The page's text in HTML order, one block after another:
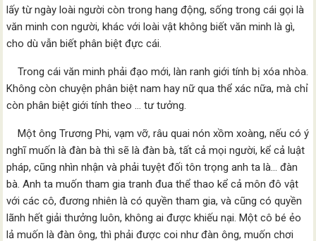
lấy từ ngày loài người còn trong hang động, sống trong cái gọi là
văn minh con người, khác với loài vật không biết văn minh là gì,
cho dù vẫn biết phân biệt đực cái.
Trong cái văn minh phải đạo mới, làn ranh giới tính bị xóa nhòa.
Không còn chuyện phân biệt nam hay nữ qua thể xác nữa, mà chỉ
còn phân biệt giới tính theo … tư tưởng.
Một ông Trương Phi, vạm vỡ, râu quai nón xồm xoàng, nếu có ý
nghĩ muốn là đàn bà thì sẽ là đàn bà, tất cả mọi người, kể cả luật
pháp, cũng nhìn nhận và phải tuyệt đối tôn trọng anh ta là… đàn
bà. Anh ta muốn tham gia tranh đua thể thao kể cả môn đô vật
với các cô, đương nhiên là có quyền tham gia, và cũng có quyền
lãnh hết giải thưởng luôn, không ai được khiếu nại. Một cô bé ẻo
lả muốn là đàn ông, thì phải được coi như đàn ông, muốn chơi